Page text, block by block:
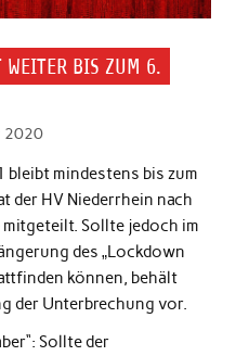
BIS ZUM 6.
2020
mindestens bis zum
der HV Niederrhein nach
Sollte jedoch im
des „Lockdown
können, behält
der Unterbrechung vor.
Sollte der